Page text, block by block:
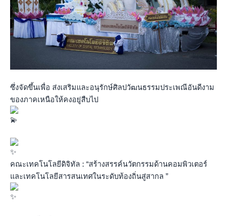
ซึ่งจัดขึ้นเพื่อ ส่งเสริมและอนุรักษ์ศิลปวัฒนธรรมประเพณีอันดีงาม
ของภาคเหนือให้คงอยู่สืบไป
คณะเทคโนโลยีดิจิทัล : “สร้างสรรค์นวัตกรรมด้านคอมพิวเตอร์
และเทคโนโลยีสารสนเทศในระดับท้องถิ่นสู่สากล ”